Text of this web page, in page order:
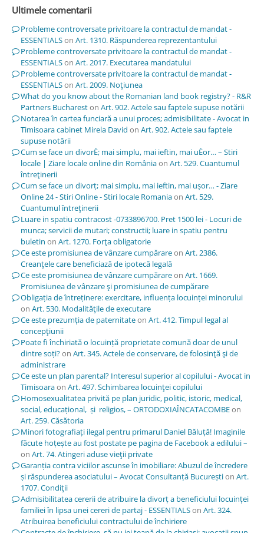
Ultimele comentarii
Probleme controversate privitoare la contractul de mandat -
ESSENTIALSon Art. 1310. Răspunderea reprezentantului
Probleme controversate privitoare la contractul de mandat -
ESSENTIALSon Art. 2017. Executarea mandatului
Probleme controversate privitoare la contractul de mandat -
ESSENTIALSon Art. 2009. Noţiunea
What do you know about the Romanian land book registry? - R&R
Partners Buchareston Art. 902. Actele sau faptele supuse notării
Notarea în cartea funciară a unui proces; admisibilitate - Avocat in
Timisoara cabinet Mirela David on Art. 902. Actele sau faptele
supuse notării
Cum se face un divorÈ; mai simplu, mai ieftin, mai uÈor… – Stiri
locale | Ziare locale online din Româniaon Art. 529. Cuantumul
întreţinerii
Cum se face un divorț; mai simplu, mai ieftin, mai ușor… - Ziare
Online 24 - Stiri Online - Stiri locale Romaniaon Art. 529.
Cuantumul întreţinerii
Luare in spatiu contracost -0733896700. Pret 1500 lei - Locuri de
munca; servicii de mutari; constructii; luare in spatiu pentru
buletin on Art. 1270. Forţa obligatorie
Ce este promisiunea de vânzare cumpărareon Art. 2386.
Creanţele care beneficiază de ipotecă legală
Ce este promisiunea de vânzare cumpărareon Art. 1669.
Promisiunea de vânzare şi promisiunea de cumpărare
Obligația de întreținere: exercitare, influența locuinței minorului
on Art. 530. Modalităţile de executare
Ce este prezumția de paternitateon Art. 412. Timpul legal al
concepţiunii
Poate fi închiriată o locuință proprietate comună doar de unul
dintre soți?on Art. 345. Actele de conservare, de folosinţă şi de
administrare
Ce este un plan parental? Interesul superior al copilului - Avocat in
Timisoaraon Art. 497. Schimbarea locuinţei copilului
Homosexualitatea privită pe plan juridic, politic, istoric, medical,
social, educațional, și religios, – ORTODOXIAÎNCATACOMBEon
Art. 259. Căsătoria
Minori fotografiați ilegal pentru primarul Daniel Băluță! Imaginile
făcute hoțește au fost postate pe pagina de Facebook a edilului –
on Art. 74. Atingeri aduse vieţii private
Garanția contra viciilor ascunse în imobiliare: Abuzul de încredere
și răspunderea asociatului – Avocat Consultanță Bucureștion Art.
1707. Condiţii
Admisibilitatea cererii de atribuire la divorț a beneficiului locuinței
familiei în lipsa unei cereri de partaj - ESSENTIALSon Art. 324.
Atribuirea beneficiului contractului de închiriere